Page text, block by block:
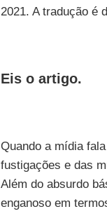
2021. A tradução é
Eis o artigo.
Quando a mídia
fustigações e das
Além do absurdo
enganoso em